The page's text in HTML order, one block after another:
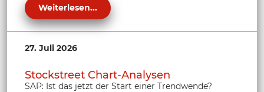
Weiterlesen...
27. Juli 2026
Stockstreet Chart-Analysen
SAP: Ist das jetzt der Start einer Trendwende?